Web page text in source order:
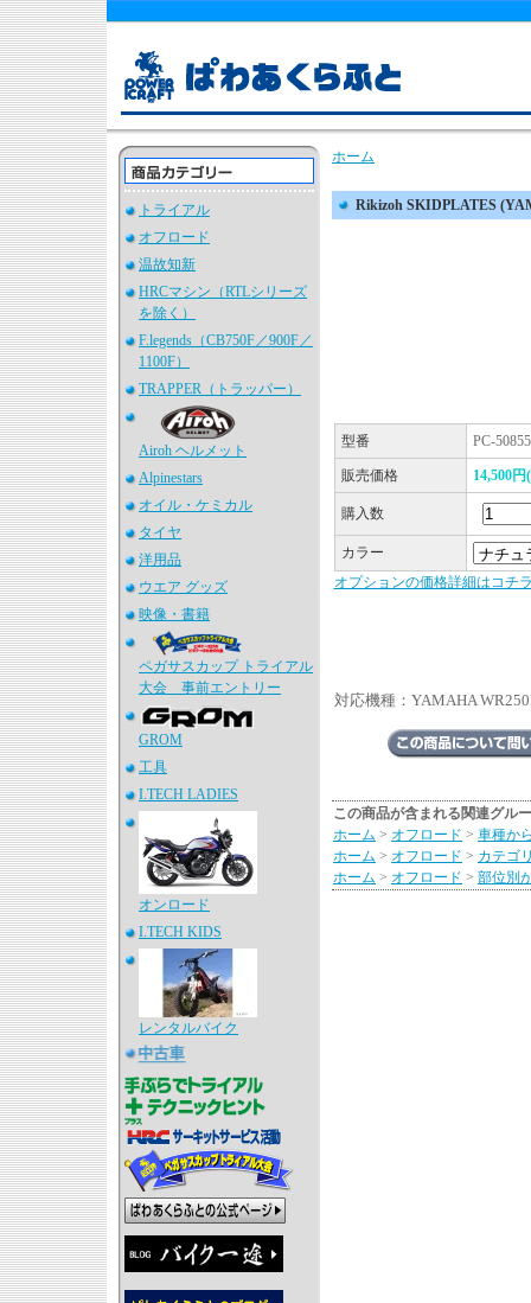
トライアル
オフロード
温故知新
HRCマシン（RTLシリーズ
を除く）
F.legends（CB750F／900F／
1100F）
TRAPPER（トラッパー）
Airoh ヘルメット
Alpinestars
オイル・ケミカル
タイヤ
洋用品
ウエア グッズ
映像・書籍
ペガサスカップ トライアル
大会 事前エントリー
GROM
工具
I.TECH LADIES
オンロード
I.TECH KIDS
レンタルバイク
ホーム
Rikizoh SKIDPLATES
型番 PC-50855
販売価格 14,500
購入数
カラー
オプションの価格詳細はコチ
対応機種：YAMAHA
この商品が含まれる関連グル
ホーム > オフロード > 車種か
ホーム > オフロード > カテゴ
ホーム > オフロード > 部位別